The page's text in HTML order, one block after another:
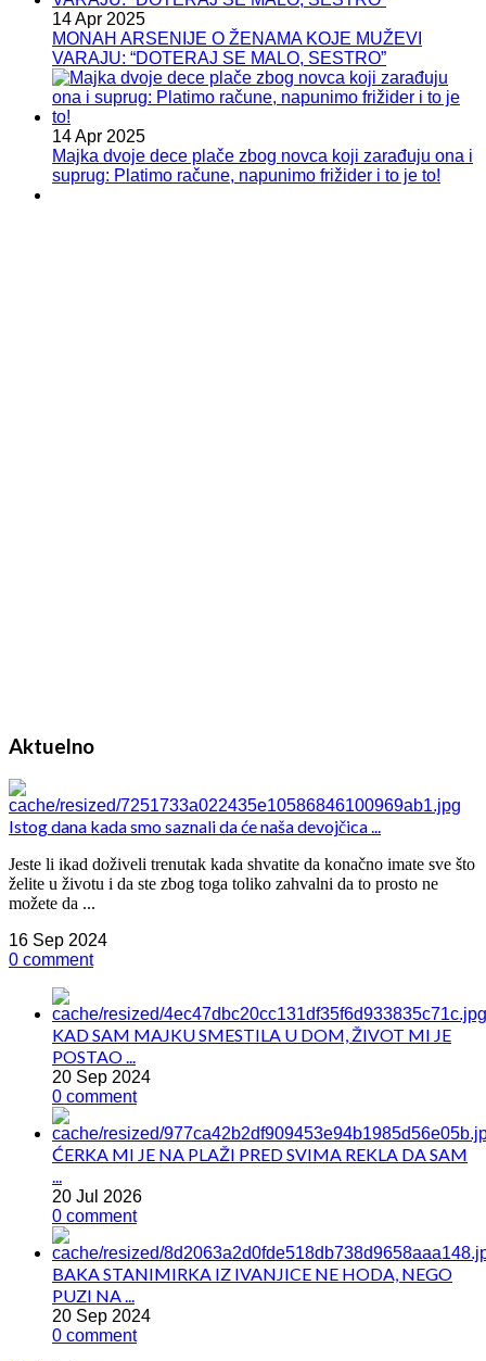
14 Apr 2025
MONAH ARSENIJE O ŽENAMA KOJE MUŽEVI
VARAJU: “DOTERAJ SE MALO, SESTRO”
14 Apr 2025
Majka dvoje dece plače zbog novca koji zarađuju ona i
suprug: Platimo račune, napunimo frižider i to je to!
Aktuelno
Istog dana kada smo saznali da će naša devojčica ...
Jeste li ikad doživeli trenutak kada shvatite da konačno imate sve što
želite u životu i da ste zbog toga toliko zahvalni da to prosto ne
možete da ...
16 Sep 2024
0 comment
KAD SAM MAJKU SMESTILA U DOM, ŽIVOT MI JE
POSTAO ...
20 Sep 2024
0 comment
ĆERKA MI JE NA PLAŽI PRED SVIMA REKLA DA SAM
20 Jul 2026
0 comment
BAKA STANIMIRKA IZ IVANJICE NE HODA, NEGO
PUZI NA ...
20 Sep 2024
0 comment